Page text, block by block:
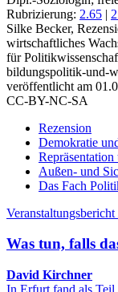
Rubrizierung: 2.65 |
Silke Becker,
wirtschaftliches
für
bildungspolitik-und-
veröffentlicht am
CC-BY-NC-SA
Rezension
Demokratie
Repräsentation
Außen- und
Das Fach
Was tun, falls
David Kirchner